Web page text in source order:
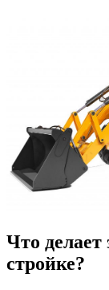
Что делает
стройке?